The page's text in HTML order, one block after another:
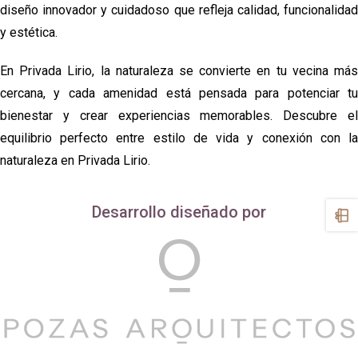
diseño innovador y cuidadoso que refleja calidad, funcionalidad
y estética.
En Privada Lirio, la naturaleza se convierte en tu vecina más
cercana, y cada amenidad está pensada para potenciar tu
bienestar y crear experiencias memorables. Descubre el
equilibrio perfecto entre estilo de vida y conexión con la
naturaleza en Privada Lirio.
Desarrollo diseñado por